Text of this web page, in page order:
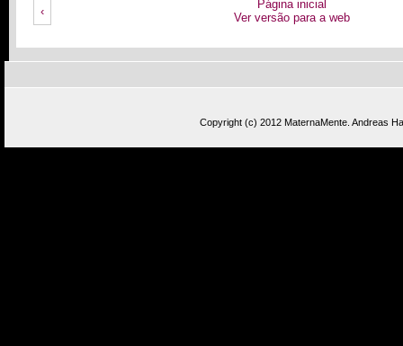
‹
Página inicial
Ver versão para a web
Copyright (c) 2012 MaternaMente. Andreas